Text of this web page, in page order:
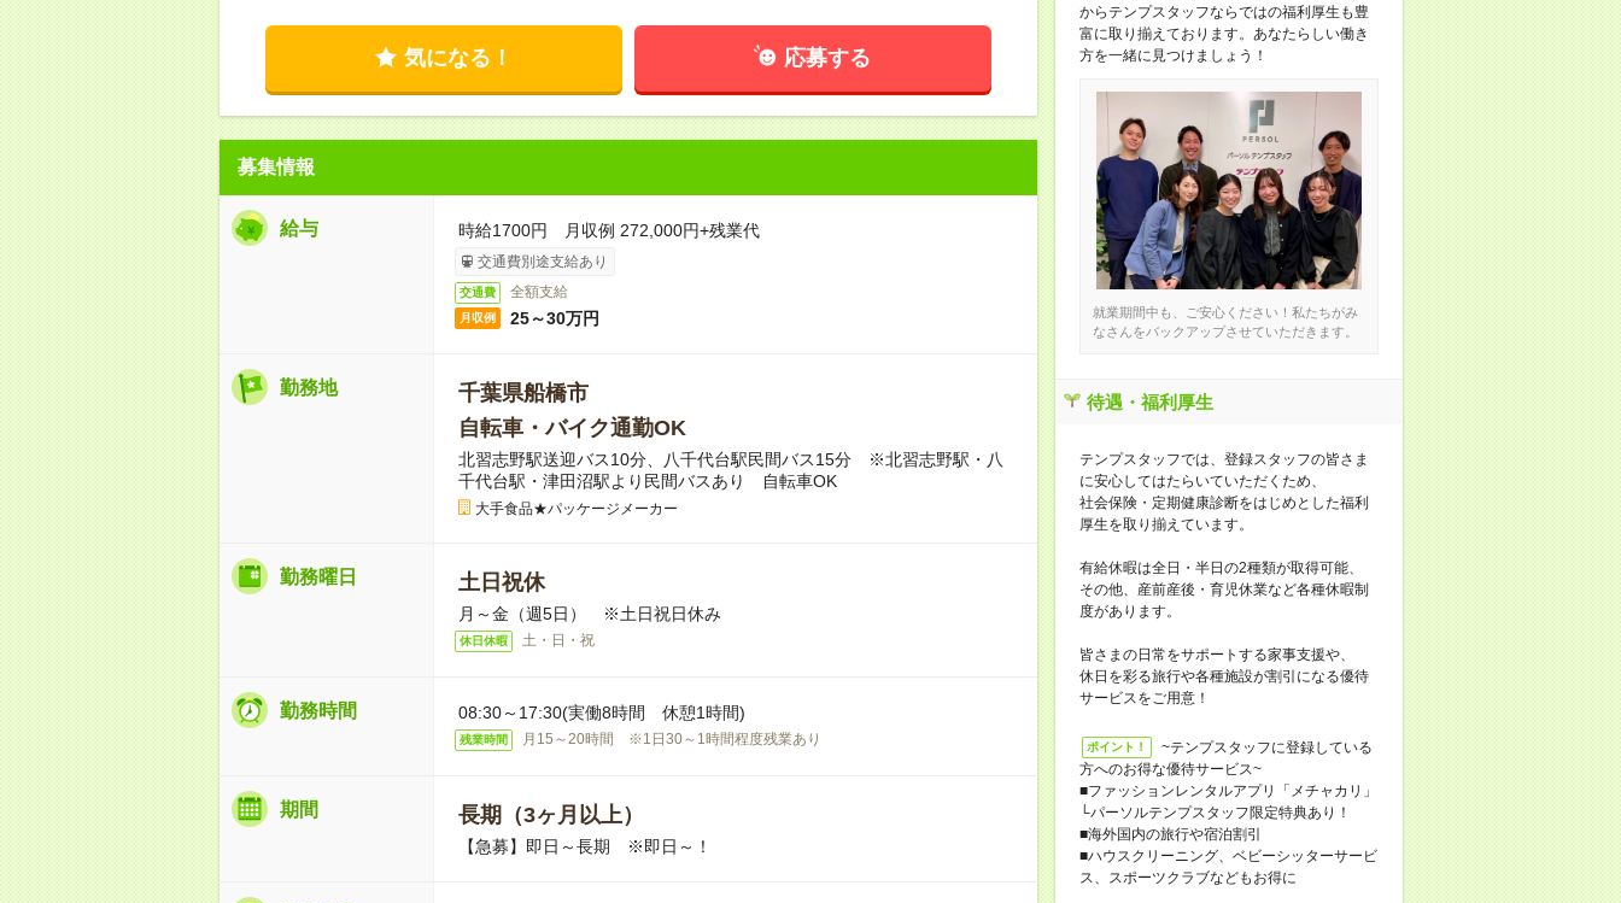
気になる！ 応募する
募集情報
給与 時給1700円 月収例 272,000円+残業代
交通費別途支給あり
交通費 全額支給
月収例 25～30万円
勤務地
千葉県船橋市
自転車・バイク通勤OK
北習志野駅送迎バス10分、八千代台駅民間バス15分 ※北習志野駅・八
千代台駅・津田沼駅より民間バスあり 自転車OK
大手食品★パッケージメーカー
勤務曜日 土日祝休
月～金（週5日） ※土日祝日休み
休日休暇 土・日・祝
勤務時間 08:30～17:30(実働8時間 休憩1時間)
残業時間 月15～20時間 ※1日30～1時間程度残業あり
期間 長期（3ヶ月以上）
【急募】即日～長期 ※即日～！
からテンプスタッフならではの福利厚生も豊
富に取り揃えております。あなたらしい働き
方を一緒に見つけましょう！
就業期間中も、ご安心ください！私たちがみ
なさんをバックアップさせていただきます。
待遇・福利厚生
テンプスタッフでは、登録スタッフの皆さま
に安心してはたらいていただくため、
社会保険・定期健康診断をはじめとした福利
厚生を取り揃えています。
有給休暇は全日・半日の2種類が取得可能、
その他、産前産後・育児休業など各種休暇制
度があります。
皆さまの日常をサポートする家事支援や、
休日を彩る旅行や各種施設が割引になる優待
サービスをご用意！
ポイント！
~テンプスタッフに登録している
方へのお得な優待サービス~
■ファッションレンタルアプリ「メチャカリ」
└パーソルテンプスタッフ限定特典あり！
■海外国内の旅行や宿泊割引
■ハウスクリーニング、ベビーシッターサービ
ス、スポーツクラブなどもお得に